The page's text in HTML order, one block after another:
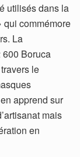
utilisés dans la
commémore
La
600 Boruca
le
apprend sur
mais
en